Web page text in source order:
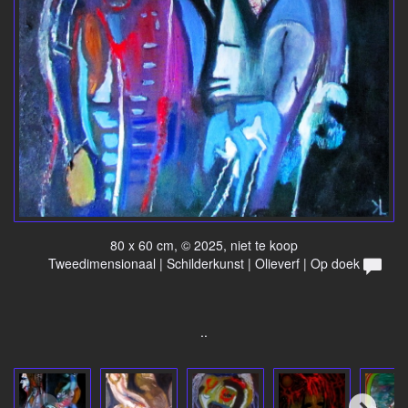
80 x 60 cm, © 2025, niet te koop
Tweedimensionaal | Schilderkunst | Olieverf | Op doek
..